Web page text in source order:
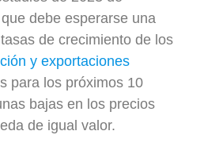
debe esperarse una
de crecimiento de los
y exportaciones
para los próximos 10
bajas en los precios
de igual valor.